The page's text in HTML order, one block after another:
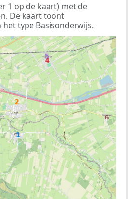
1 op de kaart) met de
De kaart toont
type Basisonderwijs.